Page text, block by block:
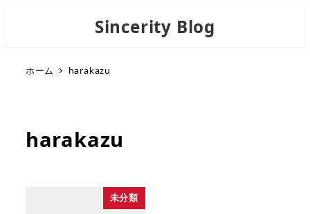
Sincerity Blog
ホーム harakazu
harakazu
未分類